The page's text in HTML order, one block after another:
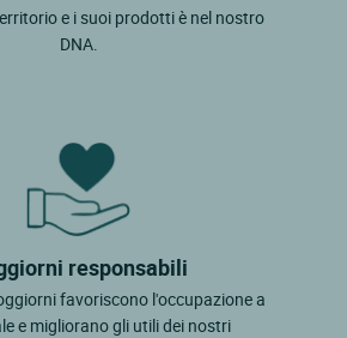
e i suoi prodotti è nel nostro
DNA.
responsabili
favoriscono l'occupazione a
e migliorano gli utili dei nostri